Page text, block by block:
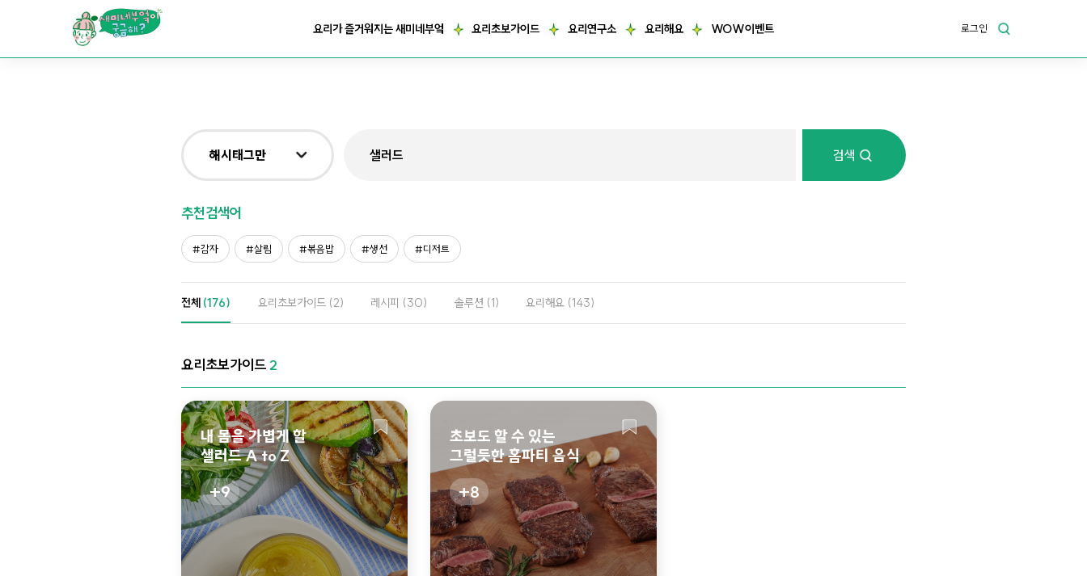
요리가
요리가 즐거워지는 새미네부엌 요리초보가이드 요리연구소 요리해요 WOW이벤트 로그인
해시태그만
전체
제목&내용만
재료만
해시태그만
검색
추천검색어
감자 살림 볶음밥 생선 디저트
전체 (176) 요리초보가이드 (2) 레시피 (30) 솔루션 (1) 요리해요 (143)
요리초보가이드 2
내 몸을 가볍게 할
샐러드 A to Z
9
초보도 할 수 있는
그럴듯한 홈파티 음식
8